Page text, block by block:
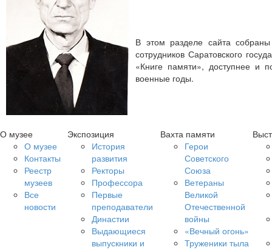
В этом разделе сайта
сотрудников Саратовского
«Книге памяти», доступнее и
военные годы.
О музее
О музее
Контакты
Реестр
музеев
Все
новости
Экспозиция
История
развития
Ректоры
Профессора
Первые
преподаватели
Династии
Выдающиеся
выпускники и
Вахта памяти
Герои
Советского
Союза
Ветераны
Великой
Отечественной
войны
«Вечный огонь»
Труженики тыла